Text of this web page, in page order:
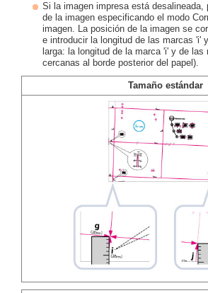
Si la imagen impresa está desalineada,
de la imagen especificando el modo
imagen. La posición de la imagen se
e introducir la longitud de las marcas 'i'
larga: la longitud de la marca 'i' y de las
cercanas al borde posterior del papel).
Tamaño estándar